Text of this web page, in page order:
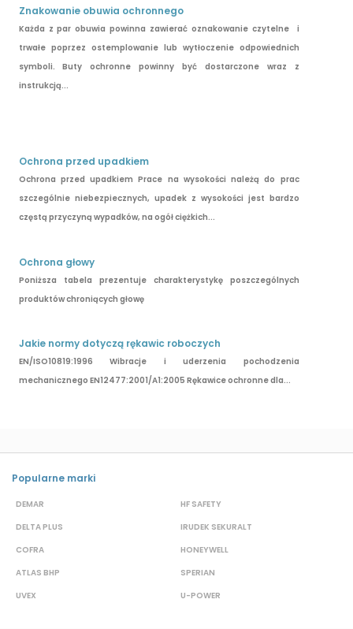
Znakowanie obuwia ochronnego
Każda z par obuwia powinna zawierać oznakowanie czytelne i
trwałe poprzez ostemplowanie lub wytłoczenie odpowiednich
symboli. Buty ochronne powinny być dostarczone wraz z
instrukcją...
Ochrona przed upadkiem
Ochrona przed upadkiem Prace na wysokości należą do prac
szczególnie niebezpiecznych, upadek z wysokości jest bardzo
częstą przyczyną wypadków, na ogół ciężkich...
Ochrona głowy
Poniższa tabela prezentuje charakterystykę poszczególnych
produktów chroniących głowę
Jakie normy dotyczą rękawic roboczych
EN/ISO10819:1996 Wibracje i uderzenia pochodzenia
mechanicznego EN12477:2001/A1:2005 Rękawice ochronne dla...
Popularne marki
DEMAR
DELTA PLUS
COFRA
ATLAS BHP
UVEX
HF SAFETY
IRUDEK SEKURALT
HONEYWELL
SPERIAN
U-POWER